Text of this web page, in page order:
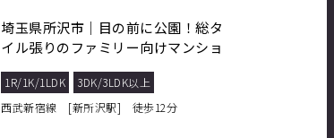
埼玉県所沢市｜目の前に公園！総タ
イル張りのファミリー向けマンショ
1R/1K/1LDK
3DK/3LDK以上
西武新宿線 [新所沢駅] 徒歩12分